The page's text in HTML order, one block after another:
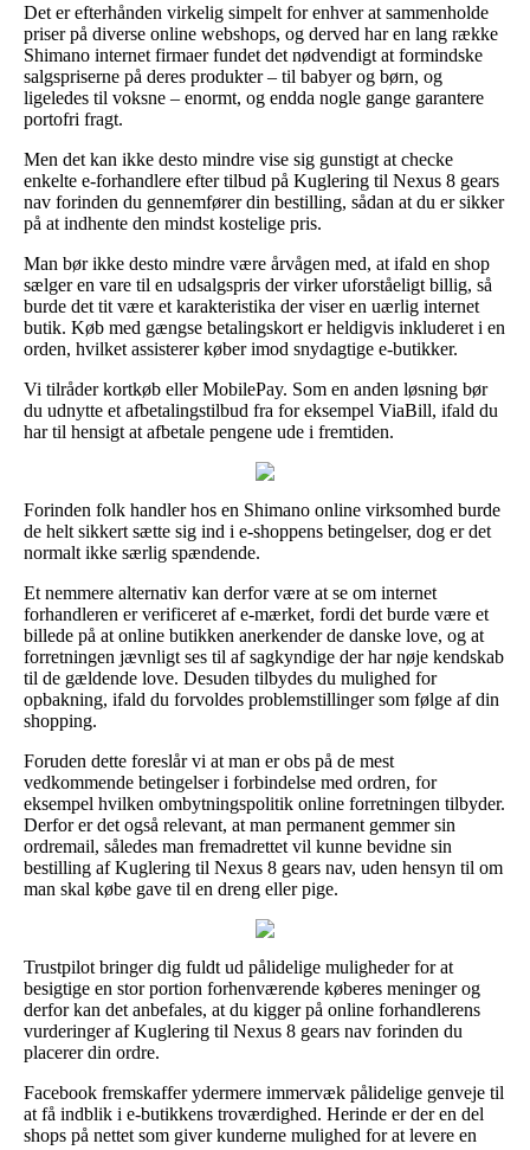
Det er efterhånden virkelig simpelt for enhver at sammenholde
priser på diverse online webshops, og derved har en lang række
Shimano internet firmaer fundet det nødvendigt at formindske
salgspriserne på deres produkter – til babyer og børn, og
ligeledes til voksne – enormt, og endda nogle gange garantere
portofri fragt.
Men det kan ikke desto mindre vise sig gunstigt at checke
enkelte e-forhandlere efter tilbud på Kuglering til Nexus 8 gears
nav forinden du gennemfører din bestilling, sådan at du er sikker
på at indhente den mindst kostelige pris.
Man bør ikke desto mindre være årvågen med, at ifald en shop
sælger en vare til en udsalgspris der virker uforståeligt billig, så
burde det tit være et karakteristika der viser en uærlig internet
butik. Køb med gængse betalingskort er heldigvis inkluderet i en
orden, hvilket assisterer køber imod snydagtige e-butikker.
Vi tilråder kortkøb eller MobilePay. Som en anden løsning bør
du udnytte et afbetalingstilbud fra for eksempel ViaBill, ifald du
har til hensigt at afbetale pengene ude i fremtiden.
Forinden folk handler hos en Shimano online virksomhed burde
de helt sikkert sætte sig ind i e-shoppens betingelser, dog er det
normalt ikke særlig spændende.
Et nemmere alternativ kan derfor være at se om internet
forhandleren er verificeret af e-mærket, fordi det burde være et
billede på at online butikken anerkender de danske love, og at
forretningen jævnligt ses til af sagkyndige der har nøje kendskab
til de gældende love. Desuden tilbydes du mulighed for
opbakning, ifald du forvoldes problemstillinger som følge af din
shopping.
Foruden dette foreslår vi at man er obs på de mest
vedkommende betingelser i forbindelse med ordren, for
eksempel hvilken ombytningspolitik online forretningen tilbyder.
Derfor er det også relevant, at man permanent gemmer sin
ordremail, således man fremadrettet vil kunne bevidne sin
bestilling af Kuglering til Nexus 8 gears nav, uden hensyn til om
man skal købe gave til en dreng eller pige.
Trustpilot bringer dig fuldt ud pålidelige muligheder for at
besigtige en stor portion forhenværende køberes meninger og
derfor kan det anbefales, at du kigger på online forhandlerens
vurderinger af Kuglering til Nexus 8 gears nav forinden du
placerer din ordre.
Facebook fremskaffer ydermere immervæk pålidelige genveje til
at få indblik i e-butikkens troværdighed. Herinde er der en del
shops på nettet som giver kunderne mulighed for at levere en